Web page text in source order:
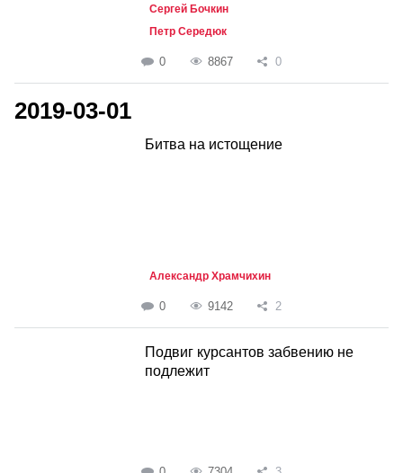
Сергей Бочкин
Петр Середюк
0 8867 0
2019-03-01
Битва на истощение
Александр Храмчихин
0 9142 2
Подвиг курсантов забвению не
подлежит